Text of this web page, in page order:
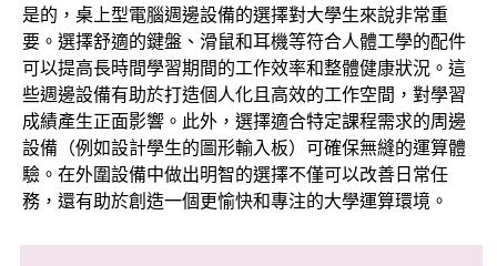
是的，桌上型電腦週邊設備的選擇對大學生來說非常重
要。選擇舒適的鍵盤、滑鼠和耳機等符合人體工學的配件
可以提高長時間學習期間的工作效率和整體健康狀況。這
些週邊設備有助於打造個人化且高效的工作空間，對學習
成績產生正面影響。此外，選擇適合特定課程需求的周邊
設備（例如設計學生的圖形輸入板）可確保無縫的運算體
驗。在外圍設備中做出明智的選擇不僅可以改善日常任
務，還有助於創造一個更愉快和專注的大學運算環境。